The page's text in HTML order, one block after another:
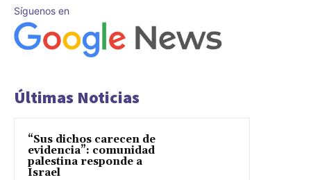
Síguenos en
Últimas Noticias
“Sus dichos carecen de
evidencia”: comunidad
palestina responde a
Israel